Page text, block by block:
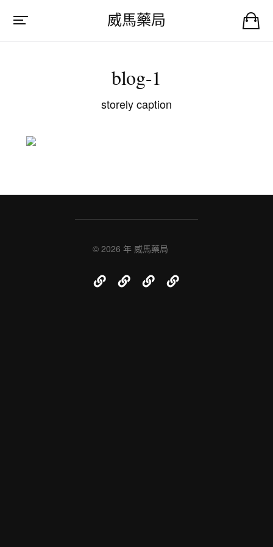
威馬藥局
blog-1
storely caption
© 2026 年 威馬藥局